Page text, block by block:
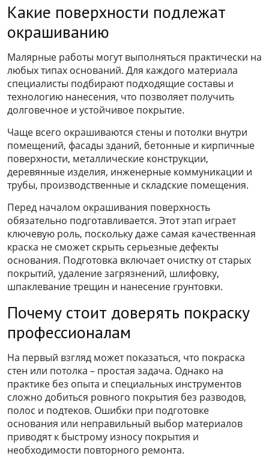
Какие поверхности подлежат
окрашиванию
Малярные работы могут выполняться практически на
любых типах оснований. Для каждого материала
специалисты подбирают подходящие составы и
технологию нанесения, что позволяет получить
долговечное и устойчивое покрытие.
Чаще всего окрашиваются стены и потолки внутри
помещений, фасады зданий, бетонные и кирпичные
поверхности, металлические конструкции,
деревянные изделия, инженерные коммуникации и
трубы, производственные и складские помещения.
Перед началом окрашивания поверхность
обязательно подготавливается. Этот этап играет
ключевую роль, поскольку даже самая качественная
краска не сможет скрыть серьезные дефекты
основания. Подготовка включает очистку от старых
покрытий, удаление загрязнений, шлифовку,
шпаклевание трещин и нанесение грунтовки.
Почему стоит доверять покраску
профессионалам
На первый взгляд может показаться, что покраска
стен или потолка – простая задача. Однако на
практике без опыта и специальных инструментов
сложно добиться ровного покрытия без разводов,
полос и подтеков. Ошибки при подготовке
основания или неправильный выбор материалов
приводят к быстрому износу покрытия и
необходимости повторного ремонта.